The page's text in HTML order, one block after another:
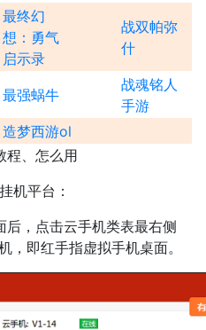
最终幻
想：勇气
启示录
战双帕弥
什
最强蜗牛
战魂铭人
手游
造梦西游ol
程、怎么用
机平台：
，点击云手机类表最右侧
，即红手指虚拟手机桌面。